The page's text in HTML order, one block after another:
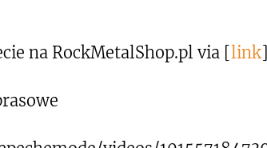
na RockMetalShop.pl via [link]